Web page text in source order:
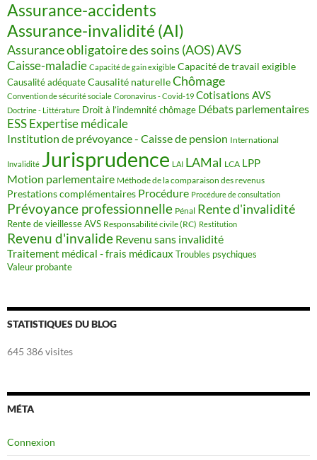
Assurance-accidents
Assurance-invalidité (AI)
Assurance obligatoire des soins (AOS)AVS
Caisse-maladie Capacité de gain exigible Capacité de travail exigible
Causalité adéquate Causalité naturelleChômage
Convention de sécurité sociale Coronavirus - Covid-19 Cotisations AVS
Doctrine - Littérature Droit à l’indemnité chômage Débats parlementaires
ESSExpertise médicale
Institution de prévoyance - Caisse de pension International
Invalidité Jurisprudence LAI LAMal LCA LPP
Motion parlementaire Méthode de la comparaison des revenus
Prestations complémentaires Procédure Procédure de consultation
Prévoyance professionnelle Pénal Rente d'invalidité
Rente de vieillesse AVS Responsabilité civile (RC) Restitution
Revenu d'invalide Revenu sans invalidité
Traitement médical - frais médicaux Troubles psychiques
Valeur probante
STATISTIQUES DU BLOG
645 386 visites
MÉTA
Connexion